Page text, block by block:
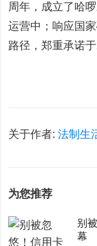
周年，成立了哈
运营中；响应国
路径，郑重承诺
关于作者:法制生
为您推荐
别
幕